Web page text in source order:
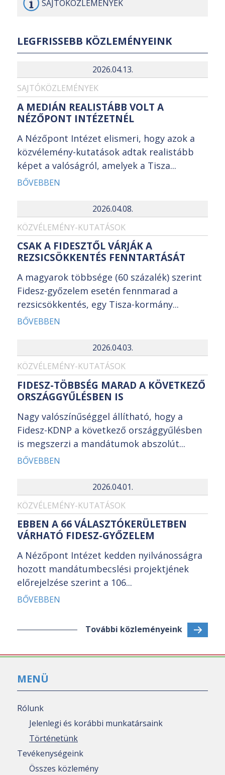
SAJTÓKÖZLEMÉNYEK
LEGFRISSEBB KÖZLEMÉNYEINK
2026.04.13.
SAJTÓKÖZLEMÉNYEK
A MEDIÁN REALISTÁBB VOLT A
NÉZŐPONT INTÉZETNÉL
A Nézőpont Intézet elismeri, hogy azok a
közvélemény-kutatások adtak realistább
képet a valóságról, amelyek a Tisza...
BŐVEBBEN
2026.04.08.
KÖZVÉLEMÉNY-KUTATÁSOK
CSAK A FIDESZTŐL VÁRJÁK A
REZSICSÖKKENTÉS FENNTARTÁSÁT
A magyarok többsége (60 százalék) szerint
Fidesz-győzelem esetén fennmarad a
rezsicsökkentés, egy Tisza-kormány...
BŐVEBBEN
2026.04.03.
KÖZVÉLEMÉNY-KUTATÁSOK
FIDESZ-TÖBBSÉG MARAD A KÖVETKEZŐ
ORSZÁGGYŰLÉSBEN IS
Nagy valószínűséggel állítható, hogy a
Fidesz-KDNP a következő országgyűlésben
is megszerzi a mandátumok abszolút...
BŐVEBBEN
2026.04.01.
KÖZVÉLEMÉNY-KUTATÁSOK
EBBEN A 66 VÁLASZTÓKERÜLETBEN
VÁRHATÓ FIDESZ-GYŐZELEM
A Nézőpont Intézet kedden nyilvánosságra
hozott mandátumbecslési projektjének
előrejelzése szerint a 106...
BŐVEBBEN
További közleményeink
MENÜ
Rólunk
Jelenlegi és korábbi munkatársaink
Történetünk
Tevékenységeink
Összes közlemény